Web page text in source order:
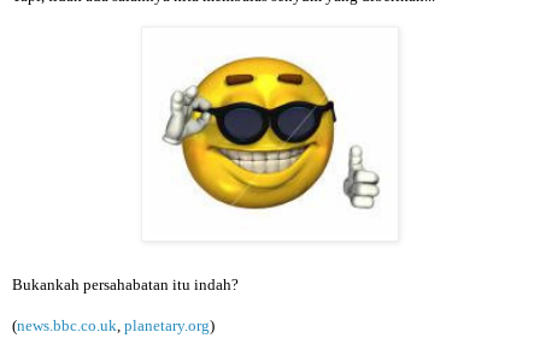
Bukankah persahabatan itu indah?
(news.bbc.co.uk planetary.org)